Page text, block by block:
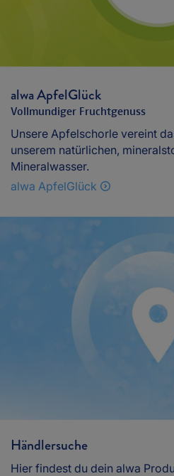
alwa ApfelGlück
Vollmundiger Fruchtgenuss
Unsere Apfelschorle vereint
unserem natürlichen,
Mineralwasser.
alwa ApfelGlück
Händlersuche
Hier findest du dein alwa